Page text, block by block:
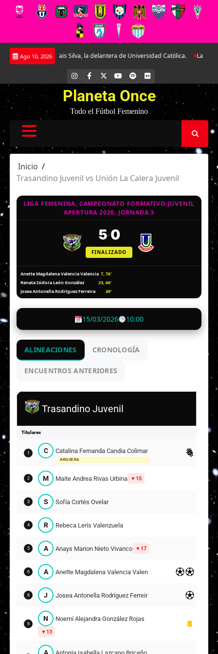
Saltar
Ago 10, 2026
a Tais Silva, la delantera de Universidad Católica. La Roja Sub-
INSTAGRAM
FACEBOOK YOUTUBE
SPOTIFYFLICKR
Planeta Once
Todo el Fútbol Femenino
Inicio
Trasandino Juvenil vs Unión La Calera Juvenil
LIGA FEMENINA, CAMPEONATO FORMATIVO JUVENIL
APERTURA 2026, JORNADA 3
5-0
FINALIZADO
Anette Magdalena Valencia Valencia 7, 76'
Renata Isidora León González
23, 66'
Josea Antonella Rodríguez Ferreira
49'
15/03/2026 10:00
ALINEACIONES CRONOLOGÍA
ENCUENTROS ANTERIORES
Trasandino Juvenil
Titulares
1 C Catalina Fernanda Candia Coliman
ARQUERA
2 M Maite Andrea Rivas Urbina 15
3 S Sofía Cortés Ovelar
4 R Rebeca Leris Valenzuela
5 A Anays Marion Nieto Vivanco 17
6 A Anette Magdalena Valencia Valencia
8 J Josea Antonella Rodríguez Ferreira
9
N Noemí Alejandra González Rojas
13
A